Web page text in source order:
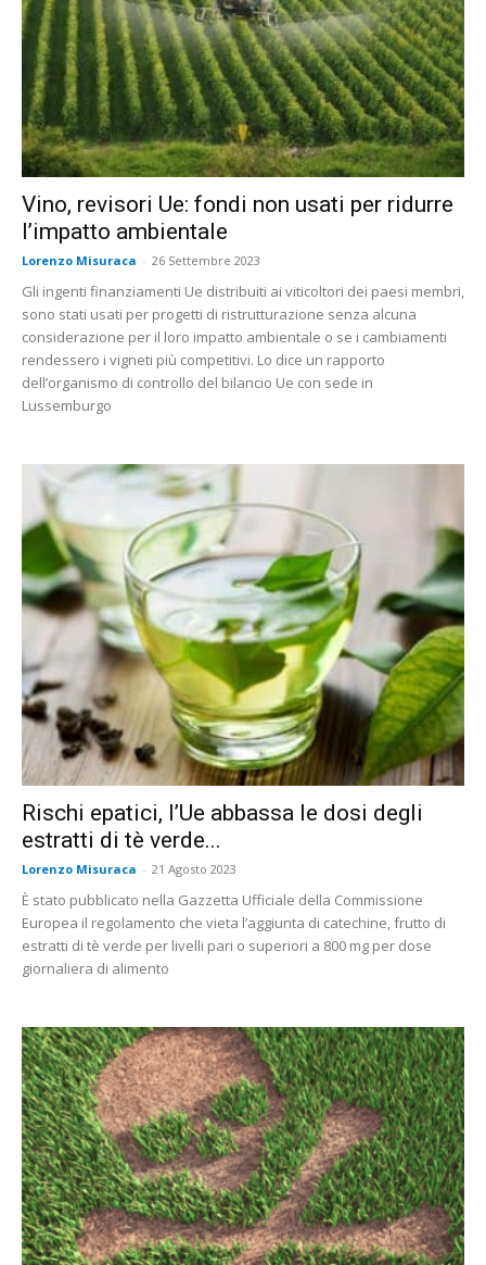
Vino, revisori Ue: fondi non usati per ridurre
l’impatto ambientale
Lorenzo Misuraca - 26 Settembre 2023
Gli ingenti finanziamenti Ue distribuiti ai viticoltori dei paesi membri,
sono stati usati per progetti di ristrutturazione senza alcuna
considerazione per il loro impatto ambientale o se i cambiamenti
rendessero i vigneti più competitivi. Lo dice un rapporto
dell’organismo di controllo del bilancio Ue con sede in
Lussemburgo
Rischi epatici, l’Ue abbassa le dosi degli
estratti di tè verde...
Lorenzo Misuraca - 21 Agosto 2023
È stato pubblicato nella Gazzetta Ufficiale della Commissione
Europea il regolamento che vieta l’aggiunta di catechine, frutto di
estratti di tè verde per livelli pari o superiori a 800 mg per dose
giornaliera di alimento